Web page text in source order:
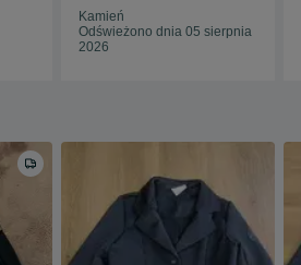
Kamień
Odświeżono dnia 05 sierpnia
2026